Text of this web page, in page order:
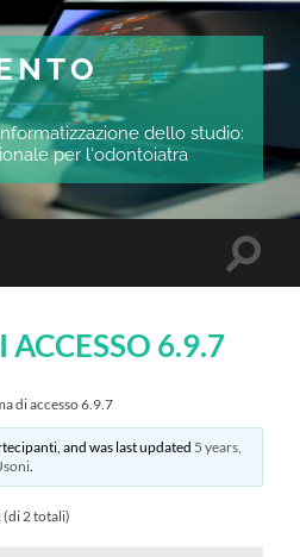
dello studio:
per l'odontoiatra
6.9.7
di accesso 6.9.7
and was last updated 5 years,
.
(di 2 totali)